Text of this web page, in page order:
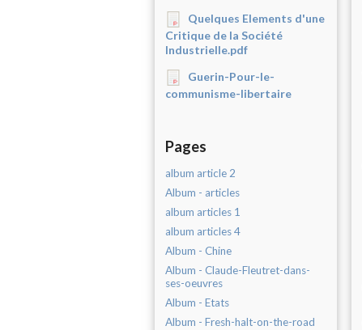
Quelques Elements d'une
Critique de la Société
Industrielle.pdf
Guerin-Pour-le-
communisme-libertaire
Pages
album article 2
Album - articles
album articles 1
album articles 4
Album - Chine
Album - Claude-Fleutret-dans-
ses-oeuvres
Album - Etats
Album - Fresh-halt-on-the-road